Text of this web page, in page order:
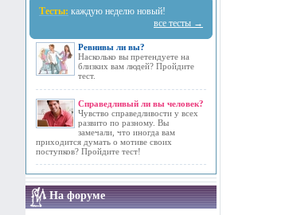
Тесты: каждую неделю новый!
все тесты →
Ревнивы ли вы?
Насколько вы претендуете на
близких вам людей? Пройдите
тест.
Справедливый ли вы человек?
Чувство справедливости у всех
развито по разному. Вы
замечали, что иногда вам
приходится думать о мотиве своих
поступков? Пройдите тест!
На форуме